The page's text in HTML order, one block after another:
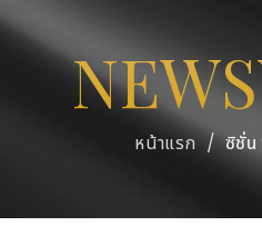
หน้าแรก / ซิชั่น